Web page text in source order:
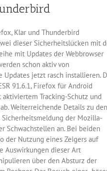
Klar und Thunderbird
dieser Sicherheitslücken mit
mit Updates der Webbrowser
schon aktiv von
jetzt rasch installieren.
91.6.1, Firefox für Android
Tracking-Schutz und
Weiterreichende Details zu den
der Mozilla-
Schwachstellen an. Bei beiden
der Nutzung eines Zeigers auf
Auswirkungen dieser Art
über den Absturz der